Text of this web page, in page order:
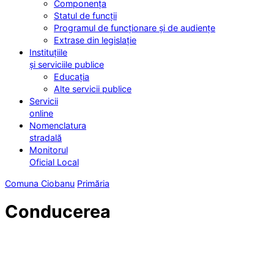
Componența
Statul de funcții
Programul de funcționare și de audiențe
Extrase din legislație
Instituțiile
și serviciile publice
Educația
Alte servicii publice
Servicii
online
Nomenclatura
stradală
Monitorul
Oficial Local
Comuna Ciobanu Primăria
Conducerea